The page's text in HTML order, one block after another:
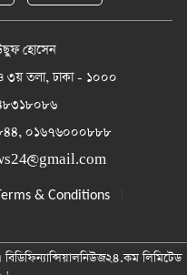
হোসেন
৩য় তলা, ঢাকা - ১০০০
০১৬৭৬০০০৮৮৮
& Conditions
লিমিটেড